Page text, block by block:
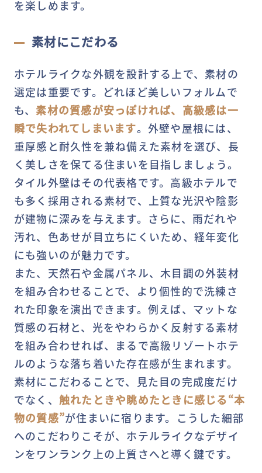
を楽しめます。
素材にこだわる
ホテルライクな外観を設計する上で、素材の
選定は重要です。どれほど美しいフォルムで
も、 素材の質感が安っぽければ、高級感は一
瞬で失われてしまいます。外壁や屋根には、
重厚感と耐久性を兼ね備えた素材を選び、長
く美しさを保てる住まいを目指しましょう。
タイル外壁はその代表格です。高級ホテルで
も多く採用される素材で、上質な光沢や陰影
が建物に深みを与えます。さらに、雨だれや
汚れ、色あせが目立ちにくいため、経年変化
にも強いのが魅力です。
また、天然石や金属パネル、木目調の外装材
を組み合わせることで、より個性的で洗練さ
れた印象を演出できます。例えば、マットな
質感の石材と、光をやわらかく反射する素材
を組み合わせれば、まるで高級リゾートホテ
ルのような落ち着いた存在感が生まれます。
素材にこだわることで、見た目の完成度だけ
でなく、 触れたときや眺めたときに感じる“本
物の質感”が住まいに宿ります。こうした細部
へのこだわりこそが、ホテルライクなデザイ
ンをワンランク上の上質さへと導く鍵です。